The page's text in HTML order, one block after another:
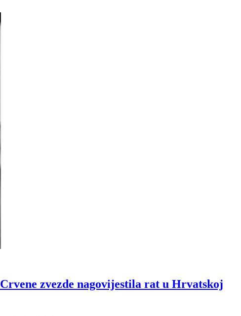
zvezde nagovijestila rat u Hrvatskoj